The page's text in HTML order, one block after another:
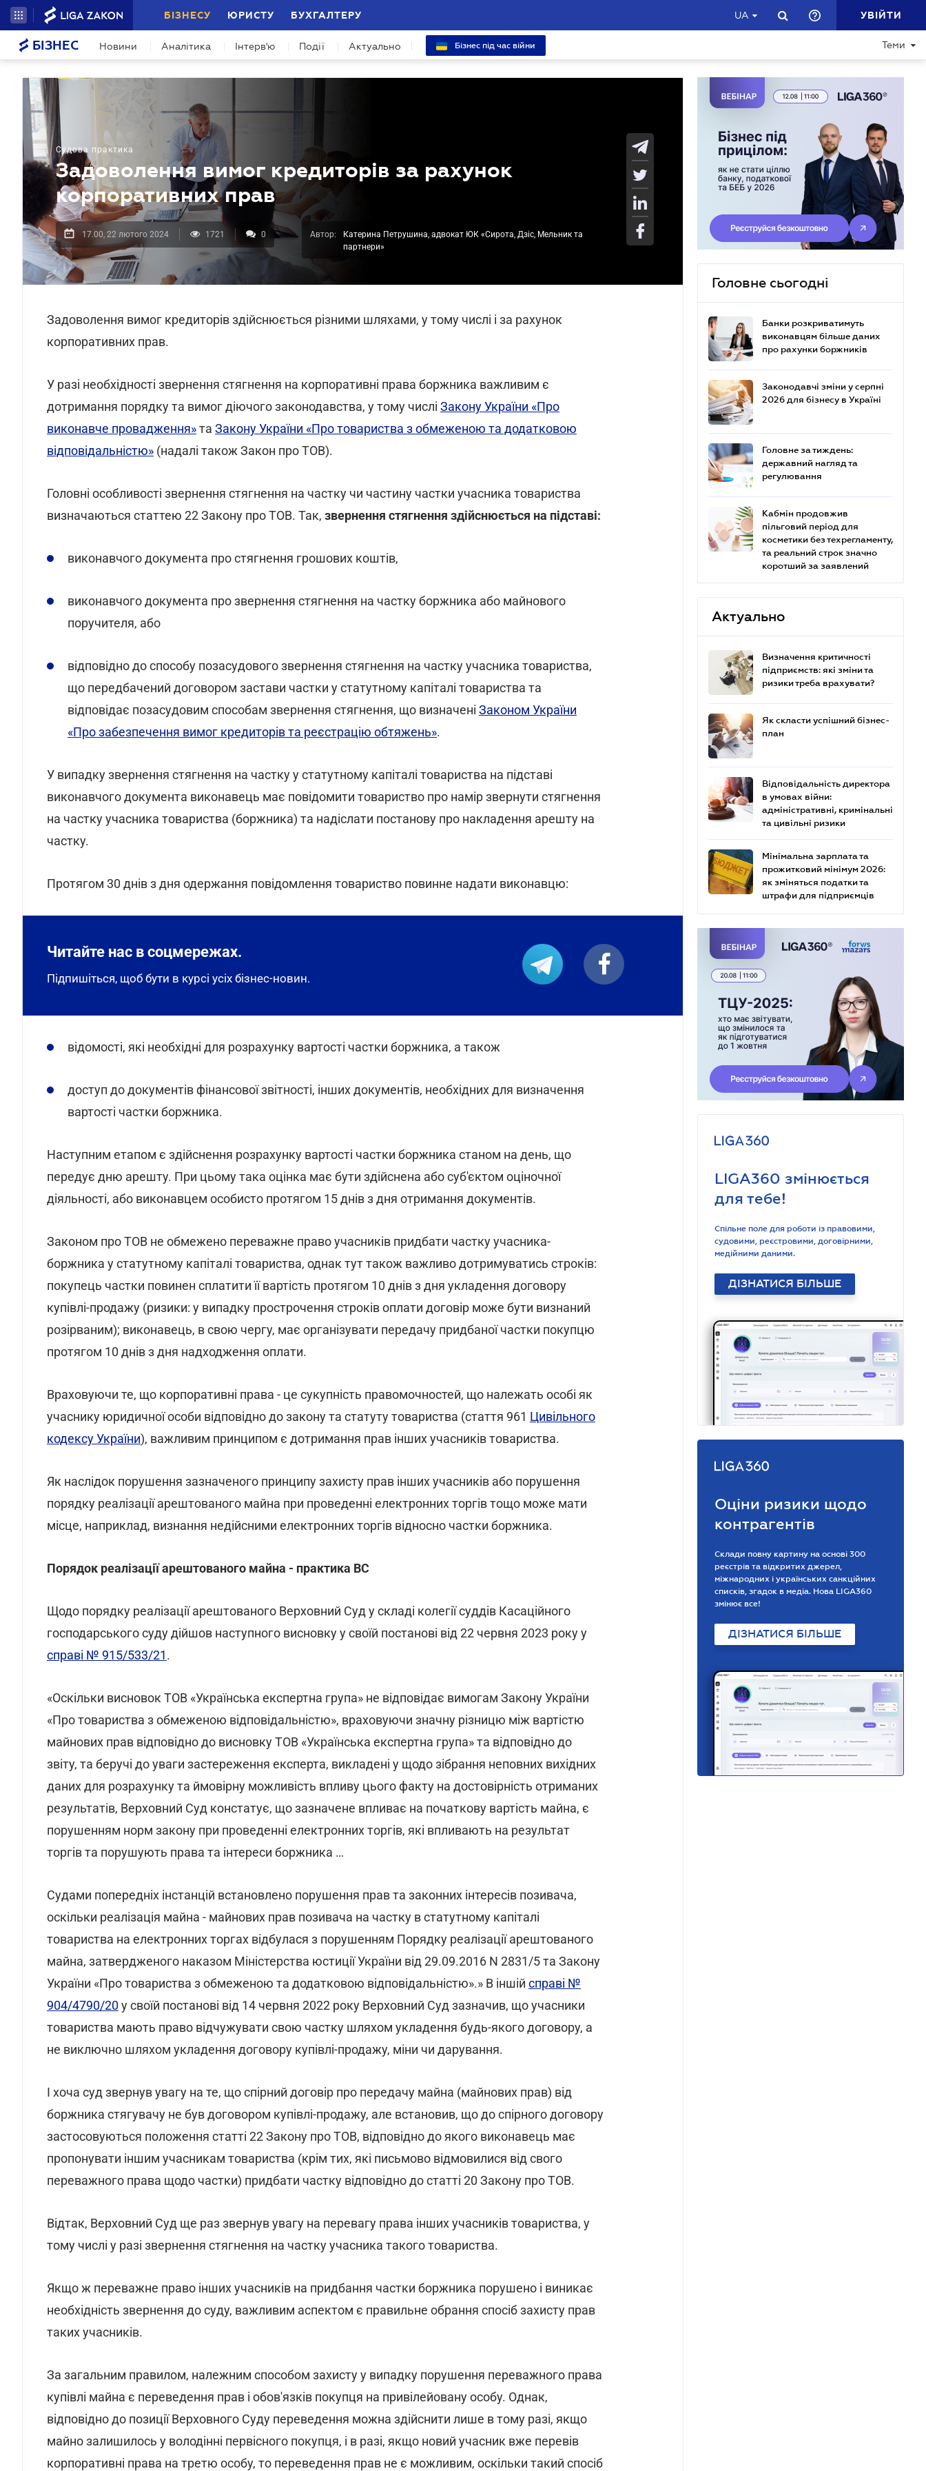
БІЗНЕСУ ЮРИСТУ БУХГАЛТЕРУ UA УВІЙТИ
БІЗНЕС Новини Аналітика Інтерв'ю Події Актуально Бізнес під час війни Теми
Судова практика
Задоволення вимог кредиторів за рахунок
корпоративних прав
17.00, 22 лютого 2024 1721 0 Автор:
Катерина Петрушина, адвокат ЮК «Сирота, Дзіс, Мельник та
партнери»
Задоволення вимог кредиторів здійснюється різними шляхами, у тому числі і за рахунок
корпоративних прав.
У разі необхідності звернення стягнення на корпоративні права боржника важливим є
дотримання порядку та вимог діючого законодавства, у тому числі Закону України «Про
виконавче провадження»та Закону України «Про товариства з обмеженою та додатковою
відповідальністю» (надалі також Закон про ТОВ).
Головні особливості звернення стягнення на частку чи частину частки учасника товариства
визначаються статтею 22 Закону про ТОВ. Так, звернення стягнення здійснюється на підставі:
виконавчого документа про стягнення грошових коштів,
виконавчого документа про звернення стягнення на частку боржника або майнового
поручителя, або
відповідно до способу позасудового звернення стягнення на частку учасника товариства,
що передбачений договором застави частки у статутному капіталі товариства та
відповідає позасудовим способам звернення стягнення, що визначені Законом України
«Про забезпечення вимог кредиторів та реєстрацію обтяжень».
У випадку звернення стягнення на частку у статутному капіталі товариства на підставі
виконавчого документа виконавець має повідомити товариство про намір звернути стягнення
на частку учасника товариства (боржника) та надіслати постанову про накладення арешту на
частку.
Протягом 30 днів з дня одержання повідомлення товариство повинне надати виконавцю:
Читайте нас в соцмережах.
Підпишіться, щоб бути в курсі усіх бізнес-новин.
відомості, які необхідні для розрахунку вартості частки боржника, а також
доступ до документів фінансової звітності, інших документів, необхідних для визначення
вартості частки боржника.
Наступним етапом є здійснення розрахунку вартості частки боржника станом на день, що
передує дню арешту. При цьому така оцінка має бути здійснена або суб'єктом оціночної
діяльності, або виконавцем особисто протягом 15 днів з дня отримання документів.
Законом про ТОВ не обмежено переважне право учасників придбати частку учасника-
боржника у статутному капіталі товариства, однак тут також важливо дотримуватись строків:
покупець частки повинен сплатити її вартість протягом 10 днів з дня укладення договору
купівлі-продажу (ризики: у випадку прострочення строків оплати договір може бути визнаний
розірваним); виконавець, в свою чергу, має організувати передачу придбаної частки покупцю
протягом 10 днів з дня надходження оплати.
Враховуючи те, що корпоративні права - це сукупність правомочностей, що належать особі як
учаснику юридичної особи відповідно до закону та статуту товариства (стаття 961 Цивільного
кодексу України), важливим принципом є дотримання прав інших учасників товариства.
Як наслідок порушення зазначеного принципу захисту прав інших учасників або порушення
порядку реалізації арештованого майна при проведенні електронних торгів тощо може мати
місце, наприклад, визнання недійсними електронних торгів відносно частки боржника.
Порядок реалізації арештованого майна - практика ВС
Щодо порядку реалізації арештованого Верховний Суд у складі колегії суддів Касаційного
господарського суду дійшов наступного висновку у своїй постанові від 22 червня 2023 року у
справі № 915/533/21.
«Оскільки висновок ТОВ «Українська експертна група» не відповідає вимогам Закону України
«Про товариства з обмеженою відповідальністю», враховуючи значну різницю між вартістю
майнових прав відповідно до висновку ТОВ «Українська експертна група» та відповідно до
звіту, та беручі до уваги застереження експерта, викладені у щодо зібрання неповних вихідних
даних для розрахунку та ймовірну можливість впливу цього факту на достовірність отриманих
результатів, Верховний Суд констатує, що зазначене впливає на початкову вартість майна, є
порушенням норм закону при проведенні електронних торгів, які впливають на результат
торгів та порушують права та інтереси боржника …
Судами попередніх інстанцій встановлено порушення прав та законних інтересів позивача,
оскільки реалізація майна - майнових прав позивача на частку в статутному капіталі
товариства на електронних торгах відбулася з порушенням Порядку реалізації арештованого
майна, затвердженого наказом Міністерства юстиції України від 29.09.2016 N 2831/5 та Закону
України «Про товариства з обмеженою та додатковою відповідальністю».» В іншій справі №
904/4790/20у своїй постанові від 14 червня 2022 року Верховний Суд зазначив, що учасники
товариства мають право відчужувати свою частку шляхом укладення будь-якого договору, а
не виключно шляхом укладення договору купівлі-продажу, міни чи дарування.
І хоча суд звернув увагу на те, що спірний договір про передачу майна (майнових прав) від
боржника стягувачу не був договором купівлі-продажу, але встановив, що до спірного договору
застосовуються положення статті 22 Закону про ТОВ, відповідно до якого виконавець має
пропонувати іншим учасникам товариства (крім тих, які письмово відмовилися від свого
переважного права щодо частки) придбати частку відповідно до статті 20 Закону про ТОВ.
Відтак, Верховний Суд ще раз звернув увагу на перевагу права інших учасників товариства, у
тому числі у разі звернення стягнення на частку учасника такого товариства.
Якщо ж переважне право інших учасників на придбання частки боржника порушено і виникає
необхідність звернення до суду, важливим аспектом є правильне обрання спосіб захисту прав
таких учасників.
За загальним правилом, належним способом захисту у випадку порушення переважного права
купівлі майна є переведення прав і обов'язків покупця на привілейовану особу. Однак,
відповідно до позиції Верховного Суду переведення можна здійснити лише в тому разі, якщо
майно залишилось у володінні первісного покупця, і в разі, якщо новий учасник вже перевів
корпоративні права на третю особу, то переведення прав не є можливим, оскільки такий спосіб
Головне сьогодні
Банки розкриватимуть
виконавцям більше даних
про рахунки боржників
Законодавчі зміни у серпні
2026 для бізнесу в Україні
Головне за тиждень:
державний нагляд та
регулювання
Кабмін продовжив
пільговий період для
косметики без техрегламенту,
та реальний строк значно
коротший за заявлений
Актуально
Визначення критичності
підприємств: які зміни та
ризики треба врахувати?
Як скласти успішний бізнес-
план
Відповідальність директора
в умовах війни:
адміністративні, кримінальні
та цивільні ризики
Мінімальна зарплата та
прожитковий мінімум 2026:
як зміняться податки та
штрафи для підприємців
LIGA360 змінюється
для тебе!
Спільне поле для роботи із правовими,
судовими, реєстровими, договірними,
медійними даними.
ДІЗНАТИСЯ БІЛЬШЕ
Оціни ризики щодо
контрагентів
Склади повну картину на основі 300
реєстрів та відкритих джерел,
міжнародних і українських санкційних
списків, згадок в медіа. Нова LIGA360
змінює все!
ДІЗНАТИСЯ БІЛЬШЕ